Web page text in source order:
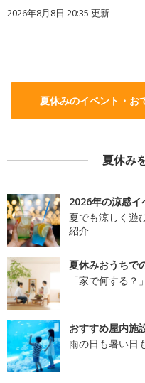
2026年8月8日 20:35 更新
夏休みのイベント・お
夏休み
2026年の涼感イ
夏でも涼しく遊
紹介
夏休みおうちで
「家で何する
おすすめ屋内施
雨の日も暑い日